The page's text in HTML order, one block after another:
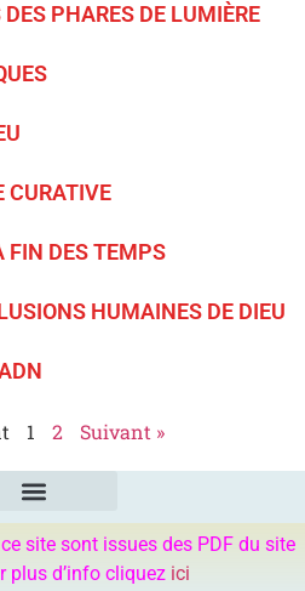
PHARES DE LUMIÈRE
CURATIVE
FIN DES TEMPS
HUMAINES DE DIEU
1 2 Suivant »
site sont issues des PDF du site
plus d’info cliquez ici